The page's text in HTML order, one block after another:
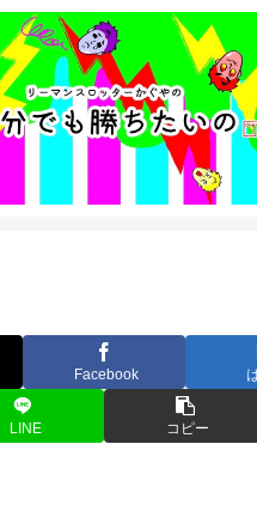
Facebook
LINE コピー